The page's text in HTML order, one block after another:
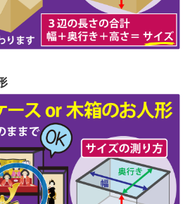
令和5年2月10日(金)
令和5年12月21日(水)
令和4年10月19日(水)
令和4年9月8日(木)
令和4年8月1日(月)
令和4年7月1日(金)